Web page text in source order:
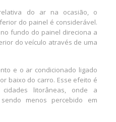
do ar na ocasião, o
do painel é considerável.
fundo do painel direciona a
do veículo através de uma
e o ar condicionado ligado
baixo do carro. Esse efeito é
litorâneas, onde a
menos percebido em